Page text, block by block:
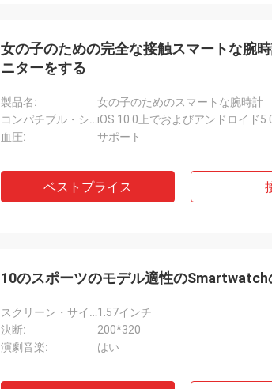
女の子のための完全な接触スマートな腕
ニターをする
製品名:
女の子のためのスマートな腕時計
コンパチブル・システム:iOS 10.0上でおよびアンドロイド
血圧:
サポート
ベストプライス
10のスポーツのモデル適性の
スクリーン・サイズ:1.57インチ
決断:
200*320
演劇音楽:
はい